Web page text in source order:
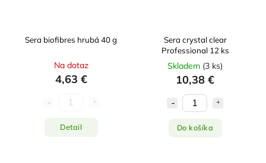
Sera biofibres hrubá 40 g
Na dotaz
4,63 €
Detail
Sera crystal clear
Professional 12 ks
Skladem (3 ks)
10,38 €
Do košíka